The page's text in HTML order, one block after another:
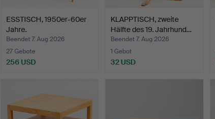
ESSTISCH, 1950er-60er
Jahre.
Beendet 7. Aug 2026
27 Gebote
256 USD
KLAPPTISCH, zweite
Hälfte des 19. Jahrhund…
Beendet 7. Aug 2026
1 Gebot
32 USD